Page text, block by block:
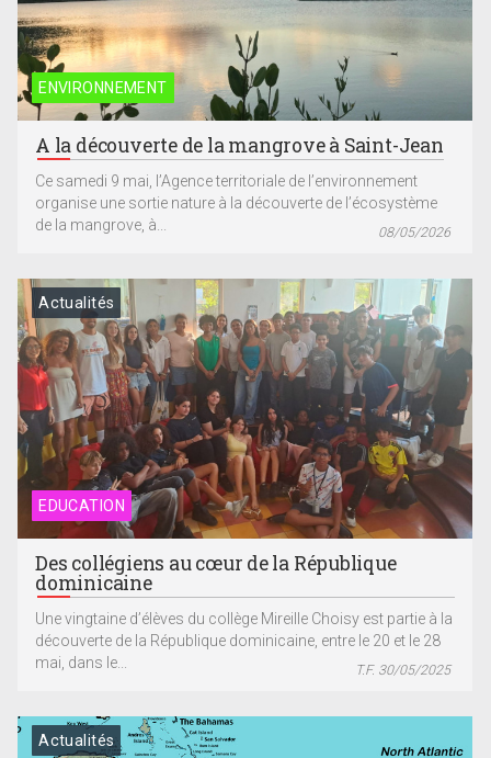
ENVIRONNEMENT
A la découverte de la mangrove à Saint-Jean
Ce samedi 9 mai, l’Agence territoriale de l’environnement
organise une sortie nature à la découverte de l’écosystème
de la mangrove, à...
08/05/2026
EDUCATION
Actualités
Des collégiens au cœur de la République
dominicaine
Une vingtaine d’élèves du collège Mireille Choisy est partie à la
découverte de la République dominicaine, entre le 20 et le 28
mai, dans le...
T.F. 30/05/2025
Actualités